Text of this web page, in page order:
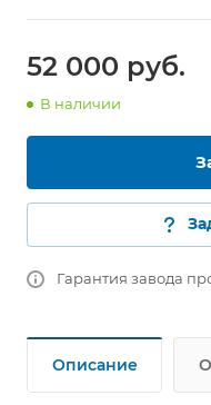
52 000 руб.
В наличии
Гарантия завода
Описание